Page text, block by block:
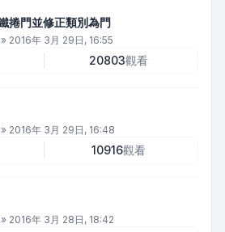
捲門並修正類別為門
2016年 3月 29日, 16:55
20803觀看
2016年 3月 29日, 16:48
10916觀看
2016年 3月 28日, 18:42